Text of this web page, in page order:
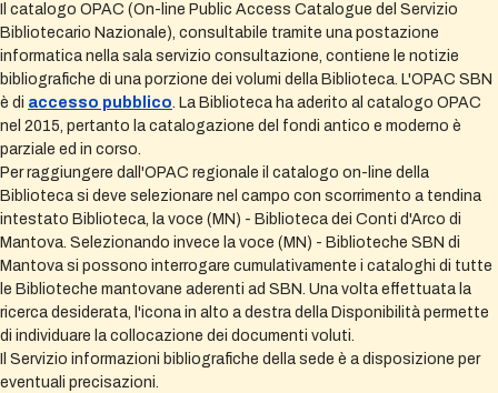
Il catalogo OPAC (On-line Public Access Catalogue del Servizio
Bibliotecario Nazionale), consultabile tramite una postazione
informatica nella sala servizio consultazione, contiene le notizie
bibliografiche di una porzione dei volumi della Biblioteca. L'OPAC SBN
è di accesso pubblico. La Biblioteca ha aderito al catalogo OPAC
nel 2015, pertanto la catalogazione del fondi antico e moderno è
parziale ed in corso.
Per raggiungere dall'OPAC regionale il catalogo on-line della
Biblioteca si deve selezionare nel campo con scorrimento a tendina
intestato Biblioteca, la voce (MN) - Biblioteca dei Conti d'Arco di
Mantova. Selezionando invece la voce (MN) - Biblioteche SBN di
Mantova si possono interrogare cumulativamente i cataloghi di tutte
le Biblioteche mantovane aderenti ad SBN. Una volta effettuata la
ricerca desiderata, l'icona in alto a destra della Disponibilità permette
di individuare la collocazione dei documenti voluti.
Il Servizio informazioni bibliografiche della sede è a disposizione per
eventuali precisazioni.